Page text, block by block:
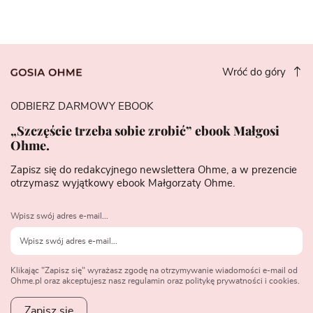
Wróć do góry
ODBIERZ DARMOWY EBOOK
„Szczęście trzeba sobie zrobić” ebook Małgosi
Ohme.
Zapisz się do redakcyjnego newslettera Ohme, a w prezencie
otrzymasz wyjątkowy ebook Małgorzaty Ohme.
Wpisz swój adres e-mail...
Klikając "Zapisz się" wyrażasz zgodę na otrzymywanie wiadomości e-mail od
Ohme.pl oraz akceptujesz nasz regulamin oraz politykę prywatności i cookies.